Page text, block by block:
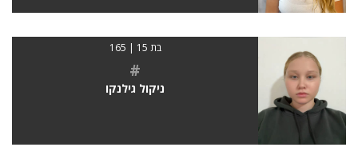
בת 15 | 165
#
ניקול גילנקו